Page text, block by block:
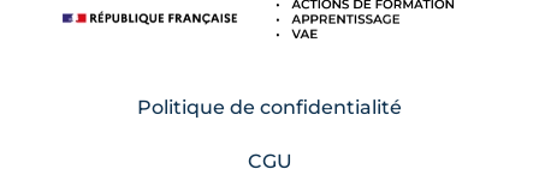
Politique de confidentialité
CGU